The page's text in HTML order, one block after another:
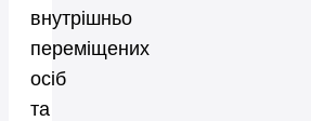
внутрішньо
переміщених
осіб
та